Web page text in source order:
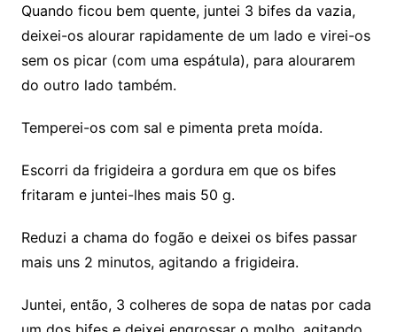
Quando ficou bem quente, juntei 3 bifes da vazia,
deixei-os alourar rapidamente de um lado e virei-os
sem os picar (com uma espátula), para alourarem
do outro lado também.
Temperei-os com sal e pimenta preta moída.
Escorri da frigideira a gordura em que os bifes
fritaram e juntei-lhes mais 50 g.
Reduzi a chama do fogão e deixei os bifes passar
mais uns 2 minutos, agitando a frigideira.
Juntei, então, 3 colheres de sopa de natas por cada